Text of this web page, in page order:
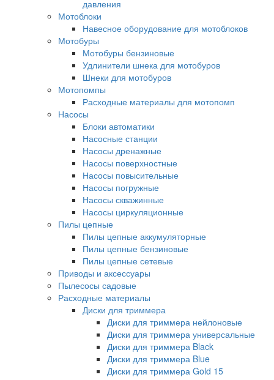
давления
Мотоблоки
Навесное оборудование для мотоблоков
Мотобуры
Мотобуры бензиновые
Удлинители шнека для мотобуров
Шнеки для мотобуров
Мотопомпы
Расходные материалы для мотопомп
Насосы
Блоки автоматики
Насосные станции
Насосы дренажные
Насосы поверхностные
Насосы повысительные
Насосы погружные
Насосы скважинные
Насосы циркуляционные
Пилы цепные
Пилы цепные аккумуляторные
Пилы цепные бензиновые
Пилы цепные сетевые
Приводы и аксессуары
Пылесосы садовые
Расходные материалы
Диски для триммера
Диски для триммера нейлоновые
Диски для триммера универсальные
Диски для триммера Black
Диски для триммера Blue
Диски для триммера Gold 15